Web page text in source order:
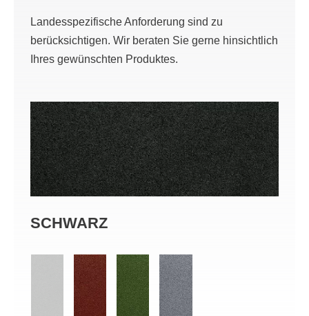
Landesspezifische Anforderung sind zu
berücksichtigen. Wir beraten Sie gerne hinsichtlich
Ihres gewünschten Produktes.
SCHWARZ